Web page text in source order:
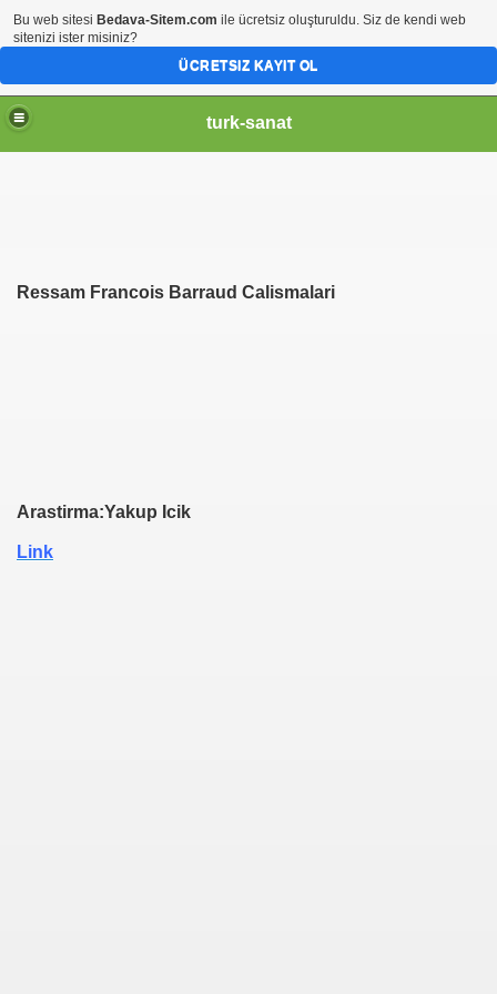
turk-sanat
Ressam Francois Barraud Calismalari
Arastirma:Yakup Icik
Link
Bu web sitesi Bedava-Sitem.com ile ücretsiz oluşturuldu. Siz de kendi web
sitenizi ister misiniz?
ÜCRETSIZ KAYIT OL